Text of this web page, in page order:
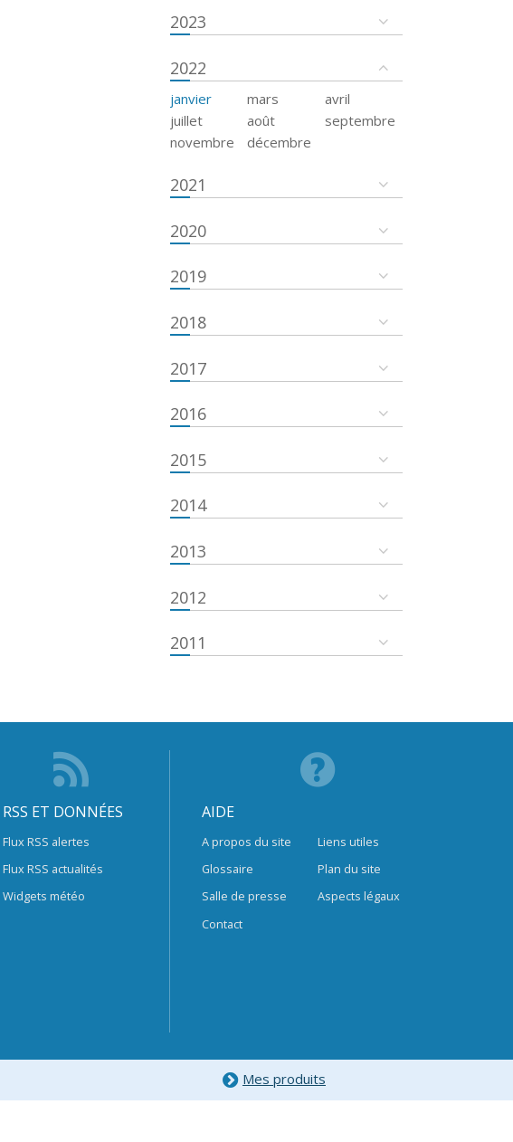
2023
2022
janvier mars
avril
juillet
août
septembre
novembre
décembre
2021
2020
2019
2018
2017
2016
2015
2014
2013
2012
2011
RSS ET DONNÉES
Flux RSS alertes
Flux RSS actualités
Widgets météo
AIDE
A propos du site
Glossaire
Salle de presse
Contact
Liens utiles
Plan du site
Aspects légaux
Mes produits